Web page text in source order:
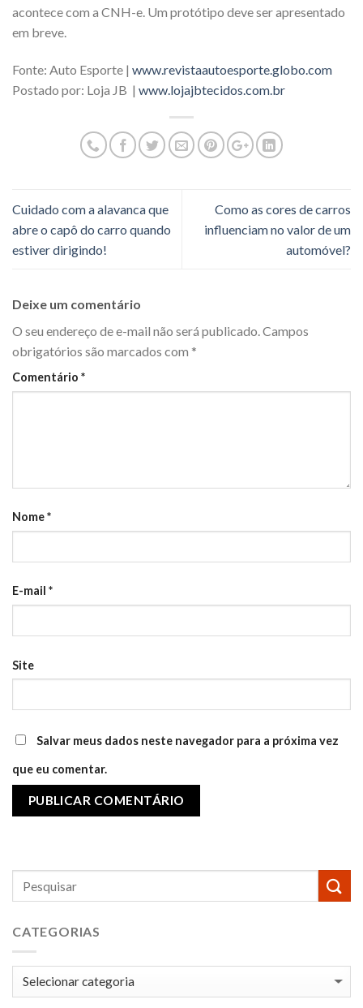
CATEGORIAS
Categorias
acontece com a CNH-e. Um protótipo deve ser apresentado
em breve.
Fonte: Auto Esporte | www.revistaautoesporte.globo.com
Postado por: Loja JB | www.lojajbtecidos.com.br
Cuidado com a alavanca que
abre o capô do carro quando
estiver dirigindo!
Como as cores de carros
influenciam no valor de um
automóvel?
Deixe um comentário
O seu endereço de e-mail não será publicado.Campos
obrigatórios são marcados com *
Comentário *
Nome*
E-mail *
Site
Salvar meus dados neste navegador para a próxima vez
que eu comentar.